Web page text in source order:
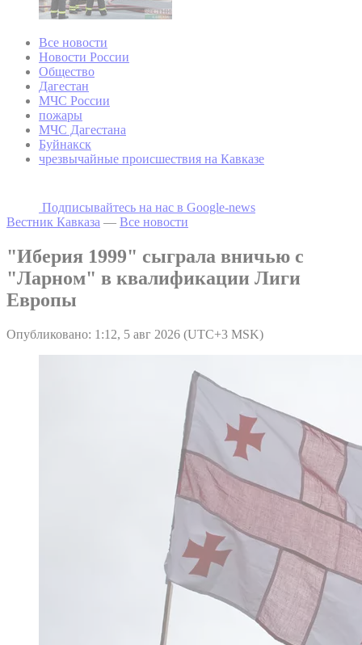
Все новости
Новости России
Общество
Дагестан
МЧС России
пожары
МЧС Дагестана
Буйнакск
чрезвычайные происшествия на Кавказе
Подписывайтесь на наc в Google-news
Вестник Кавказа — Все новости
"Иберия 1999" сыграла вничью с
"Ларном" в квалификации Лиги
Европы
Опубликовано: 1:12, 5 авг 2026 (UTC+3 MSK)